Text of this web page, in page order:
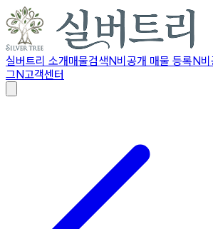
실버트리 소개매물검색N비공개 매물 등록N
그N고객센터